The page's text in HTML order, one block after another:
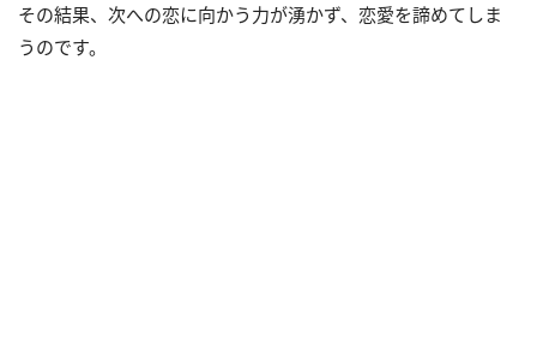
その結果、次への恋に向かう力が湧かず、恋愛を諦めてしま
うのです。